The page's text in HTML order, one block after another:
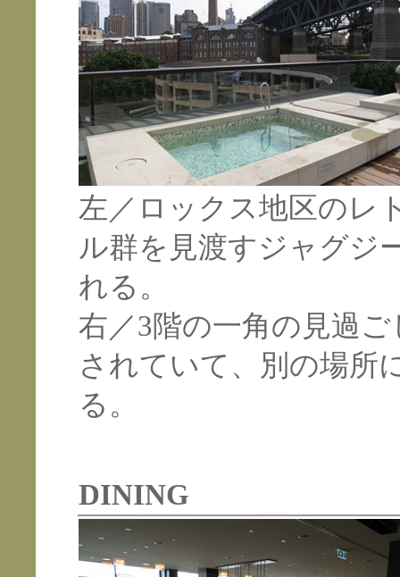
左／ロックス地区のレ
ル群を見渡すジャグジ
れる。
右／3階の一角の見過
されていて、別の場所
る。
DINING